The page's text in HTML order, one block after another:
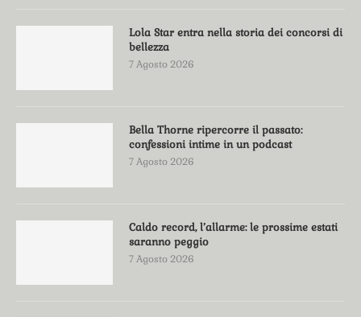
Lola Star entra nella storia dei concorsi di
bellezza
7 Agosto 2026
Bella Thorne ripercorre il passato:
confessioni intime in un podcast
7 Agosto 2026
Caldo record, l’allarme: le prossime estati
saranno peggio
7 Agosto 2026